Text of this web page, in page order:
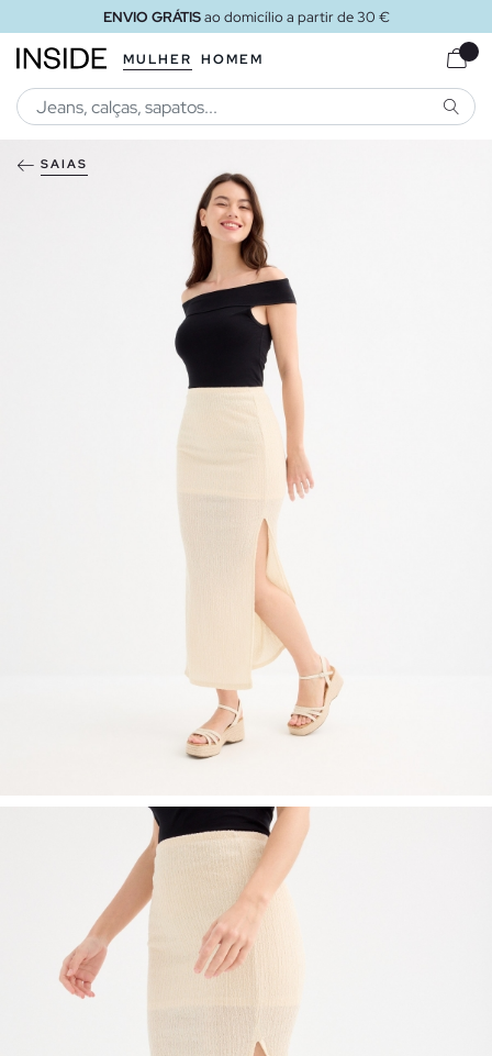
ENVIO GRÁTISao domicílio a partir de 30 €
MULHER HOMEM
SAIAS